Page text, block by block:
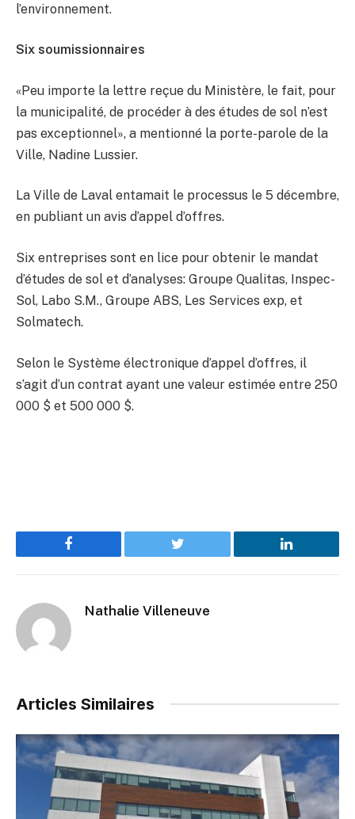
l’environnement.
Six soumissionnaires
«Peu importe la lettre reçue du Ministère, le fait, pour
la municipalité, de procéder à des études de sol n’est
pas exceptionnel», a mentionné la porte-parole de la
Ville, Nadine Lussier.
La Ville de Laval entamait le processus le 5 décembre,
en publiant un avis d’appel d’offres.
Six entreprises sont en lice pour obtenir le mandat
d’études de sol et d’analyses: Groupe Qualitas, Inspec-
Sol, Labo S.M., Groupe ABS, Les Services exp, et
Solmatech.
Selon le Système électronique d’appel d’offres, il
s’agit d’un contrat ayant une valeur estimée entre 250
000 $ et 500 000 $.
Facebook Twitter LinkedIn
Nathalie Villeneuve
Articles Similaires